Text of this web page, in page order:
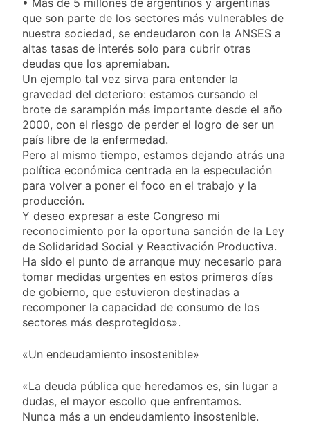
• Más de 5 millones de argentinos y argentinas
que son parte de los sectores más vulnerables de
nuestra sociedad, se endeudaron con la ANSES a
altas tasas de interés solo para cubrir otras
deudas que los apremiaban.
Un ejemplo tal vez sirva para entender la
gravedad del deterioro: estamos cursando el
brote de sarampión más importante desde el año
2000, con el riesgo de perder el logro de ser un
país libre de la enfermedad.
Pero al mismo tiempo, estamos dejando atrás una
política económica centrada en la especulación
para volver a poner el foco en el trabajo y la
producción.
Y deseo expresar a este Congreso mi
reconocimiento por la oportuna sanción de la Ley
de Solidaridad Social y Reactivación Productiva.
Ha sido el punto de arranque muy necesario para
tomar medidas urgentes en estos primeros días
de gobierno, que estuvieron destinadas a
recomponer la capacidad de consumo de los
sectores más desprotegidos».
«Un endeudamiento insostenible»
«La deuda pública que heredamos es, sin lugar a
dudas, el mayor escollo que enfrentamos.
Nunca más a un endeudamiento insostenible.